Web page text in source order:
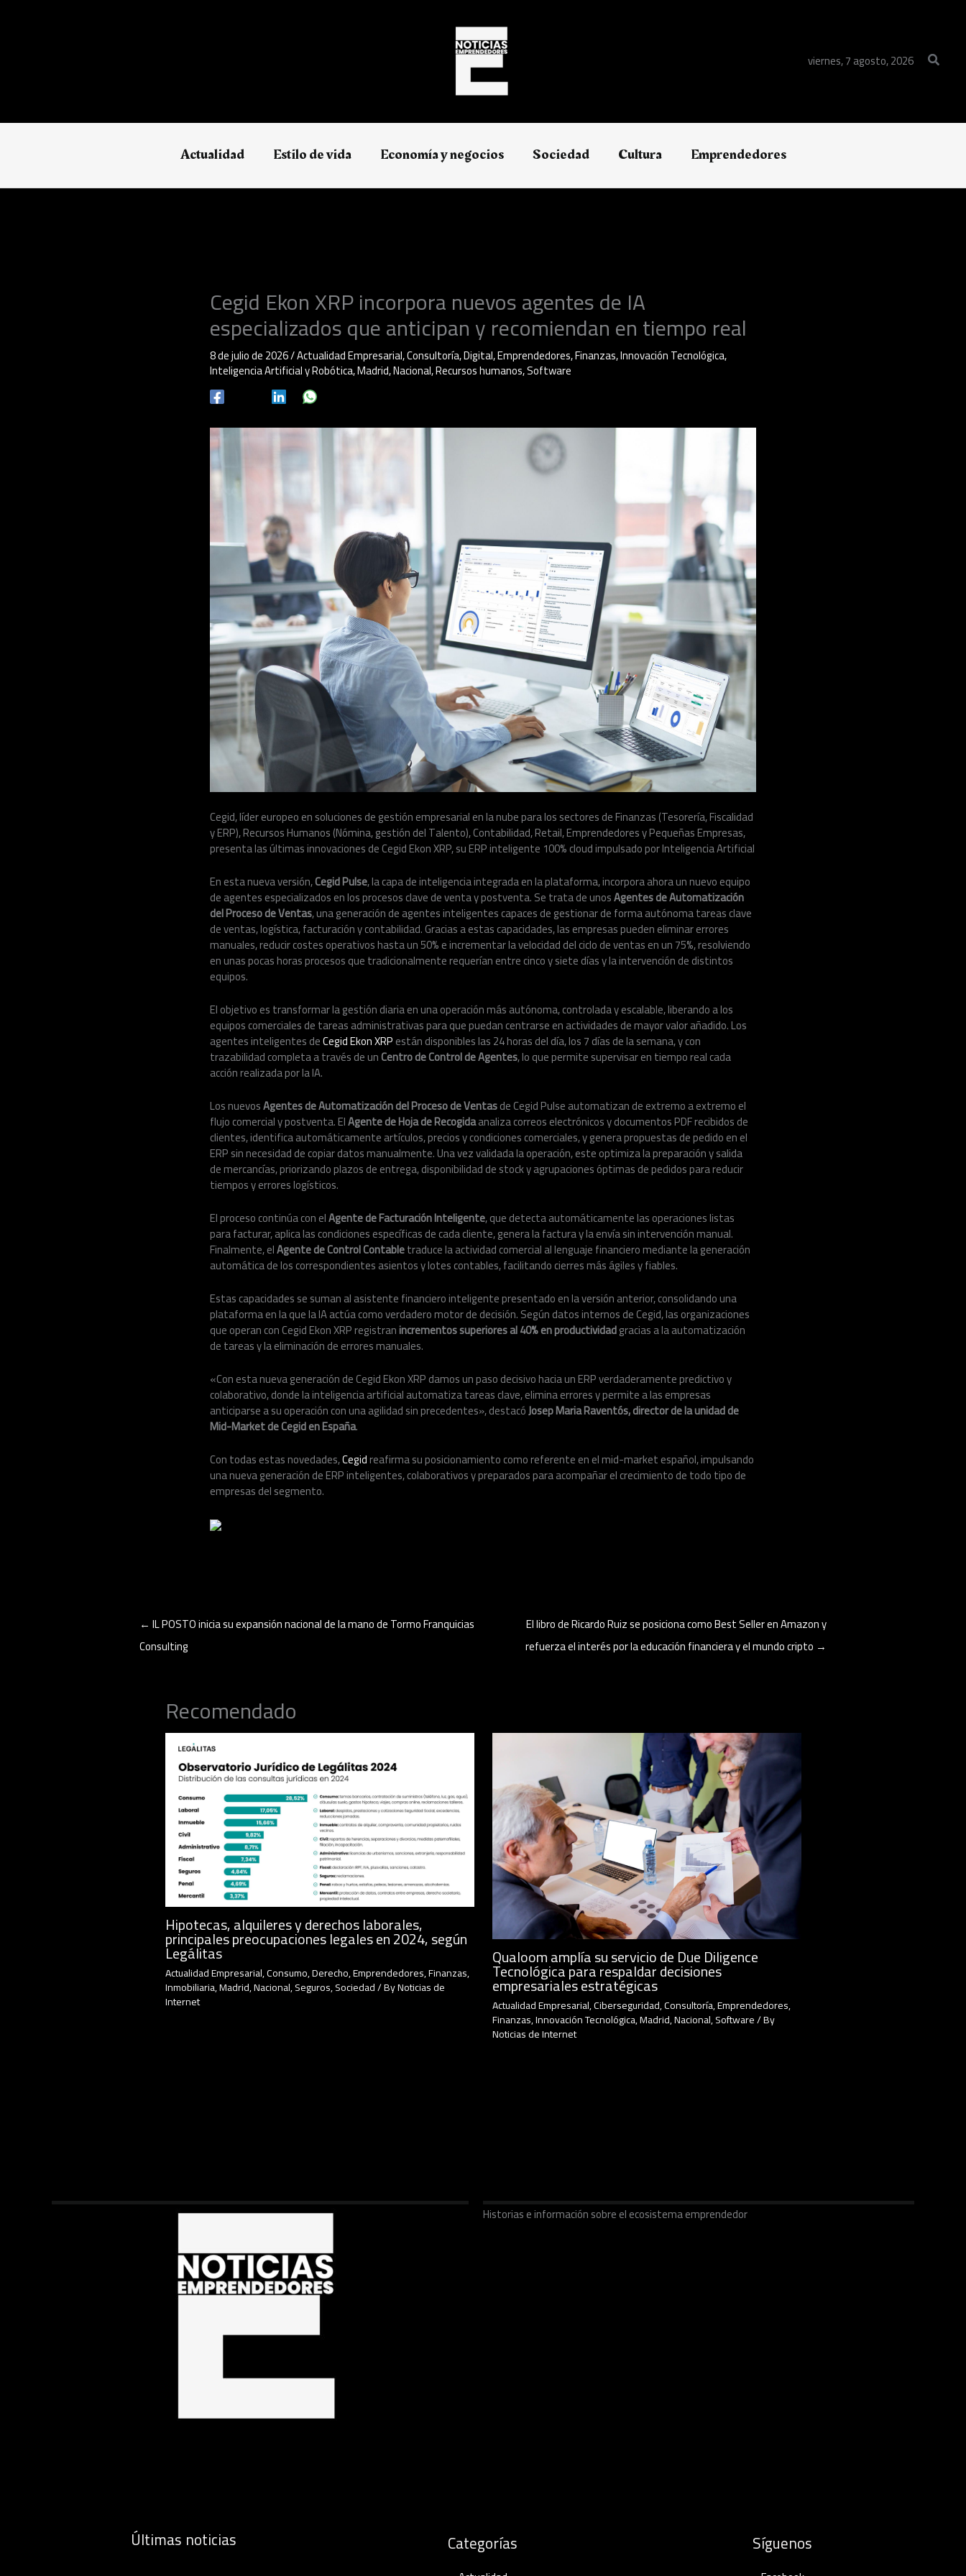
viernes, 7 agosto, 2026
Buscar
Actualidad Estilo de vida Economía y negocios​ Sociedad Cultura Emprendedores
Cegid Ekon XRP incorpora nuevos agentes de IA
especializados que anticipan y recomiendan en tiempo real
8 de julio de 2026/Actualidad Empresarial,Consultoría,Digital,Emprendedores,Finanzas,Innovación Tecnológica,
Inteligencia Artificial y Robótica,Madrid,Nacional,Recursos humanos,Software
Cegid, líder europeo en soluciones de gestión empresarial en la nube para los sectores de Finanzas (Tesorería, Fiscalidad
y ERP), Recursos Humanos (Nómina, gestión del Talento), Contabilidad, Retail, Emprendedores y Pequeñas Empresas,
presenta las últimas innovaciones de Cegid Ekon XRP, su ERP inteligente 100% cloud impulsado por Inteligencia Artificial
En esta nueva versión,Cegid Pulse, la capa de inteligencia integrada en la plataforma, incorpora ahora un nuevo equipo
de agentes especializados en los procesos clave de venta y postventa. Se trata de unosAgentes de Automatización
del Proceso de Ventas, una generación de agentes inteligentes capaces de gestionar de forma autónoma tareas clave
de ventas, logística, facturación y contabilidad. Gracias a estas capacidades, las empresas pueden eliminar errores
manuales, reducir costes operativos hasta un 50% e incrementar la velocidad del ciclo de ventas en un 75%, resolviendo
en unas pocas horas procesos que tradicionalmente requerían entre cinco y siete días y la intervención de distintos
equipos.
El objetivo es transformar la gestión diaria en una operación más autónoma, controlada y escalable, liberando a los
equipos comerciales de tareas administrativas para que puedan centrarse en actividades de mayor valor añadido. Los
agentes inteligentes deCegid Ekon XRPestán disponibles las 24 horas del día, los 7 días de la semana, y con
trazabilidad completa a través de unCentro de Control de Agentes, lo que permite supervisar en tiempo real cada
acción realizada por la IA.
Los nuevosAgentes de Automatización del Proceso de Ventasde Cegid Pulse automatizan de extremo a extremo el
flujo comercial y postventa. ElAgente de Hoja de Recogidaanaliza correos electrónicos y documentos PDF recibidos de
clientes, identifica automáticamente artículos, precios y condiciones comerciales, y genera propuestas de pedido en el
ERP sin necesidad de copiar datos manualmente. Una vez validada la operación, este optimiza la preparación y salida
de mercancías, priorizando plazos de entrega, disponibilidad de stock y agrupaciones óptimas de pedidos para reducir
tiempos y errores logísticos.
El proceso continúa con elAgente de Facturación Inteligente, que detecta automáticamente las operaciones listas
para facturar, aplica las condiciones específicas de cada cliente, genera la factura y la envía sin intervención manual.
Finalmente, elAgente de Control Contabletraduce la actividad comercial al lenguaje financiero mediante la generación
automática de los correspondientes asientos y lotes contables, facilitando cierres más ágiles y fiables.
Estas capacidades se suman al asistente financiero inteligente presentado en la versión anterior, consolidando una
plataforma en la que la IA actúa como verdadero motor de decisión. Según datos internos de Cegid, las organizaciones
que operan con Cegid Ekon XRP registranincrementos superiores al 40% en productividadgracias a la automatización
de tareas y la eliminación de errores manuales.
«Con esta nueva generación de Cegid Ekon XRP damos un paso decisivo hacia un ERP verdaderamente predictivo y
colaborativo, donde la inteligencia artificial automatiza tareas clave, elimina errores y permite a las empresas
anticiparse a su operación con una agilidad sin precedentes», destacóJosep Maria Raventós, director de la unidad de
Mid-Market de Cegid en España.
Con todas estas novedades,Cegidreafirma su posicionamiento como referente en el mid-market español, impulsando
una nueva generación de ERP inteligentes, colaborativos y preparados para acompañar el crecimiento de todo tipo de
empresas del segmento.
← IL POSTO inicia su expansión nacional de la mano de Tormo Franquicias
Consulting
El libro de Ricardo Ruiz se posiciona como Best Seller en Amazon y
refuerza el interés por la educación financiera y el mundo cripto →
Recomendado
Hipotecas, alquileres y derechos laborales,
principales preocupaciones legales en 2024, según
Legálitas
Actualidad Empresarial,Consumo,Derecho,Emprendedores,Finanzas,
Inmobiliaria,Madrid,Nacional,Seguros,Sociedad/ ByNoticias de
Internet
Qualoom amplía su servicio de Due Diligence
Tecnológica para respaldar decisiones
empresariales estratégicas
Actualidad Empresarial,Ciberseguridad,Consultoría,Emprendedores,
Finanzas,Innovación Tecnológica,Madrid,Nacional,Software/ By
Noticias de Internet
Historias e información sobre el ecosistema emprendedor
Últimas noticias Categorías Síguenos